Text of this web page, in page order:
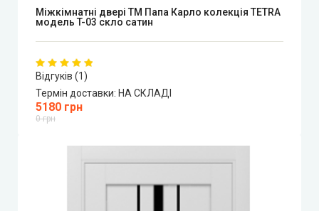
Міжкімнатні двері ТМ Папа Карло колекція TETRA
модель T-03 скло сатин
Відгуків (1)
Термін доставки: НА СКЛАДІ
5180 грн
0 грн